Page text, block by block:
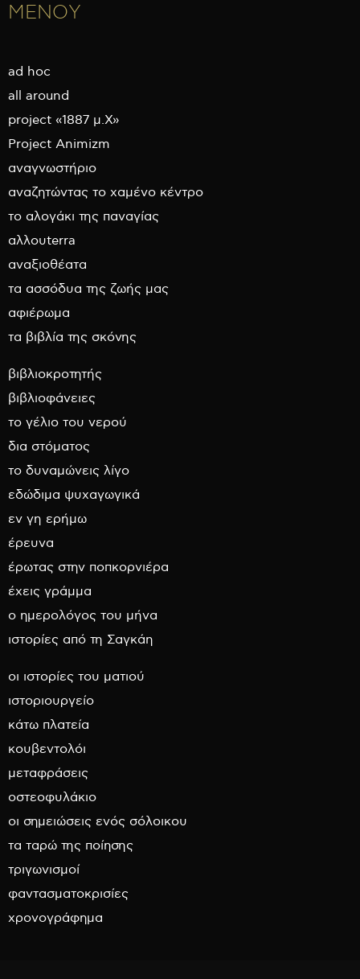
ΜΕΝΟΥ
ad hoc
all around
project «1887 μ.Χ»
Project Animizm
αναγνωστήριο
αναζητώντας το χαμένο κέντρο
το αλογάκι της παναγίας
αλλουterra
αναξιοθέατα
τα ασσόδυα της ζωής μας
αφιέρωμα
τα βιβλία της σκόνης
βιβλιοκροτητής
βιβλιοφάνειες
το γέλιο του νερού
δια στόματος
το δυναμώνεις λίγο
εδώδιμα ψυχαγωγικά
εν γη ερήμω
έρευνα
έρωτας στην ποπκορνιέρα
έχεις γράμμα
ο ημερολόγος του μήνα
ιστορίες από τη Σαγκάη
οι ιστορίες του ματιού
ιστοριουργείο
κάτω πλατεία
κουβεντολόι
μεταφράσεις
οστεοφυλάκιο
οι σημειώσεις ενός σόλοικου
τα ταρώ της ποίησης
τριγωνισμοί
φαντασματοκρισίες
χρονογράφημα